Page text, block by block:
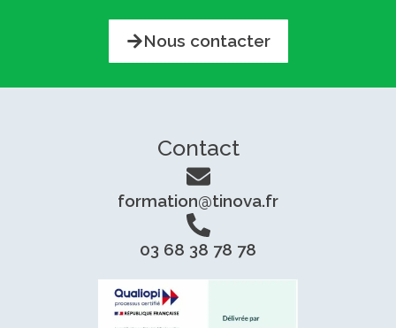
Nous contacter
Contact
formation@tinova.fr
03 68 38 78 78